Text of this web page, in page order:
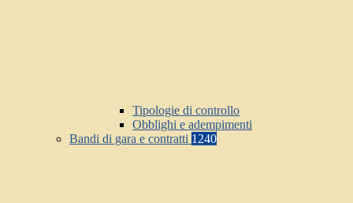
Tipologie di controllo
Obblighi e adempimenti
Bandi di gara e contratti 1240